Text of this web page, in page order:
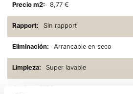
8,77 €
Sin rapport
Arrancable en seco
Super lavable
0.53